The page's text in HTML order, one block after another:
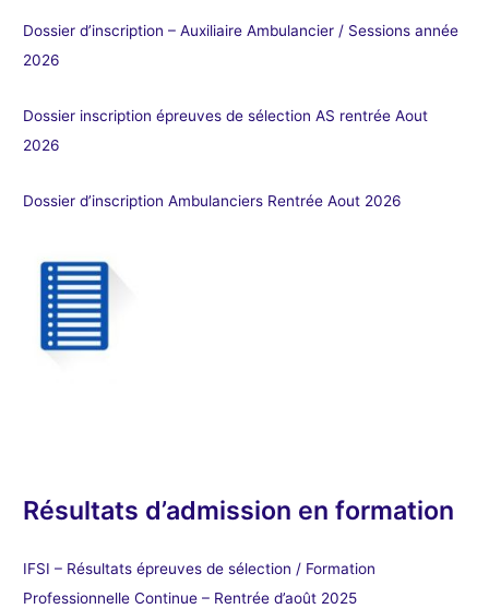
Dossier d’inscription – Auxiliaire Ambulancier / Sessions année
2026
Dossier inscription épreuves de sélection AS rentrée Aout
2026
Dossier d’inscription Ambulanciers Rentrée Aout 2026
Résultats d’admission en formation
IFSI – Résultats épreuves de sélection / Formation
Professionnelle Continue – Rentrée d’août 2025